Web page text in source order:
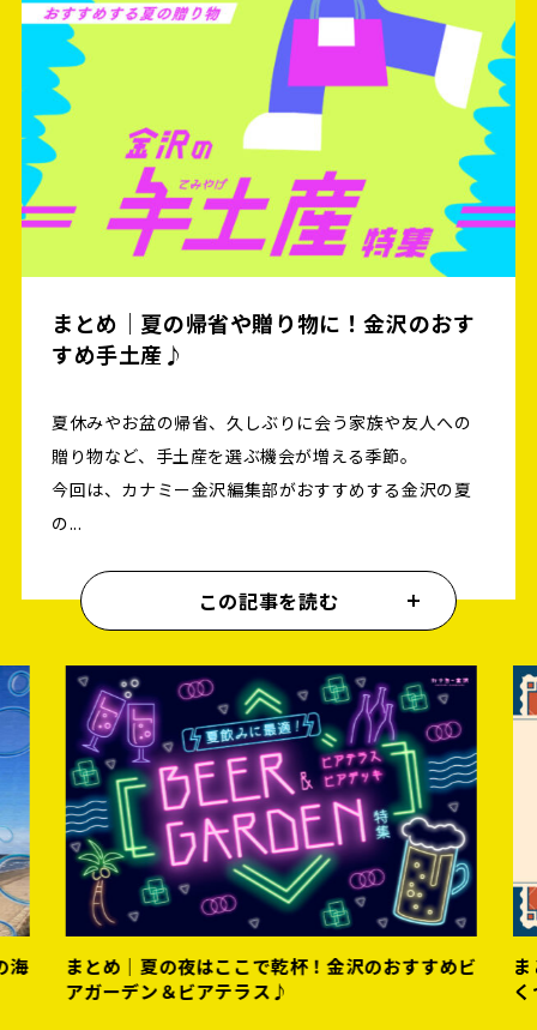
まとめ｜夏の帰省や贈り物に！金沢のおす
すめ手土産♪
夏休みやお盆の帰省、久しぶりに会う家族や友人への
贈り物など、手土産を選ぶ機会が増える季節。
今回は、カナミー金沢編集部がおすすめする金沢の夏
の...
この記事を読む
海
まとめ｜夏の夜はここで乾杯！金沢のおすすめビ
アガーデン＆ビアテラス♪